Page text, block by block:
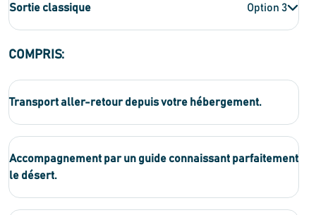
Sortie classique Option 3
COMPRIS:
Transport aller-retour depuis votre hébergement.
Accompagnement par un guide connaissant parfaitement
le désert.